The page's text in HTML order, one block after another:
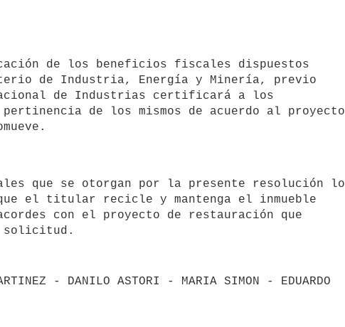
de Industria, Energía y Minería, previo
de Industrias certificará a los
pertinencia de los mismos de acuerdo al proyecto
el titular recicle y mantenga el inmueble
con el proyecto de restauración que
- DANILO ASTORI - MARIA SIMON - EDUARDO